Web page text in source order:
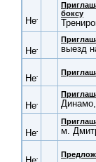
боксу
выезд
м.